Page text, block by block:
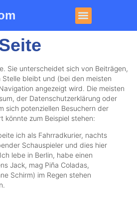
Sie unterscheidet sich von Beiträgen,
bleibt und (bei den meisten
angezeigt wird. Die meisten
der Datenschutzerklärung oder
sich potenziellen Besuchern der
könnte zum Beispiel stehen:
ich als Fahrradkurier, nachts
Schauspieler und dies hier
lebe in Berlin, habe einen
Jack, mag Piña Coladas,
Schirm) im Regen stehen